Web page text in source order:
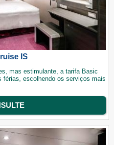
IS
mas estimulante, a tarifa Basic
férias, escolhendo os serviços mais